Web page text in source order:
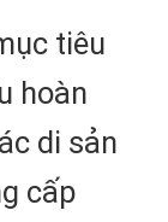
tiêu
hoàn
di sản
cấp